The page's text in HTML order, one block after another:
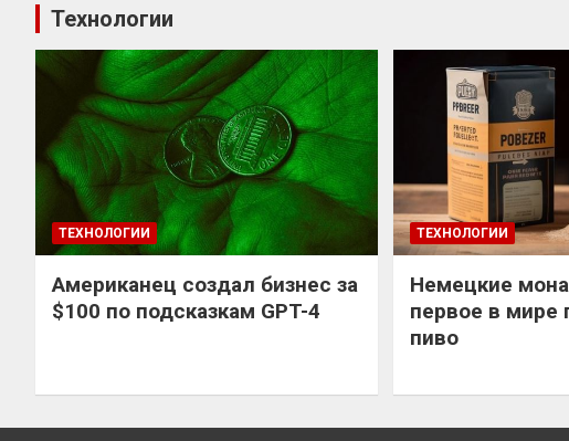
Технологии
ТЕХНОЛОГИИ
Американец создал бизнес за
$100 по подсказкам GPT-4
ТЕХНОЛОГИИ
Немецкие
первое в мире
пиво